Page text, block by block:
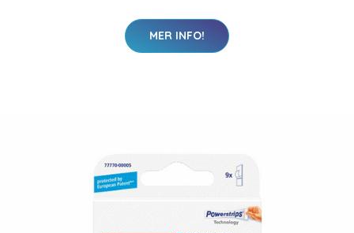
MER INFO!